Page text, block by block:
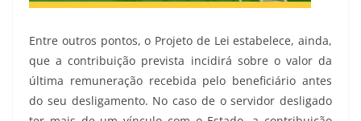
Entre outros pontos, o Projeto de Lei estabelece, ainda,
que a contribuição prevista incidirá sobre o valor da
última remuneração recebida pelo beneficiário antes
do seu desligamento. No caso de o servidor desligado